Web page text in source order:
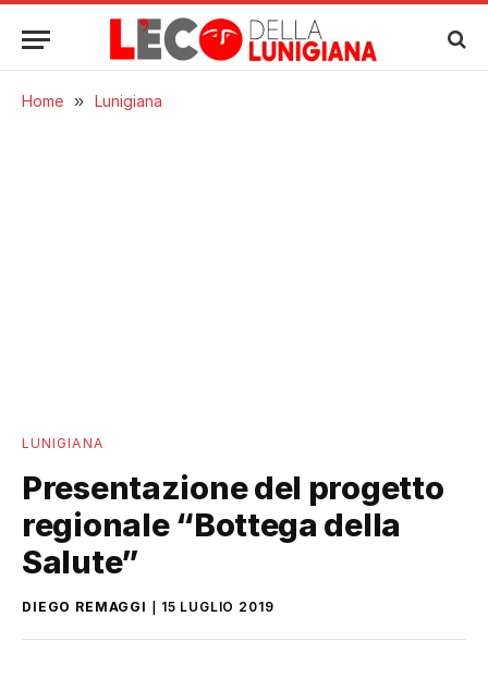
Home » Lunigiana
LUNIGIANA
Presentazione del progetto
regionale “Bottega della
Salute”
DIEGO REMAGGI 15 LUGLIO 2019